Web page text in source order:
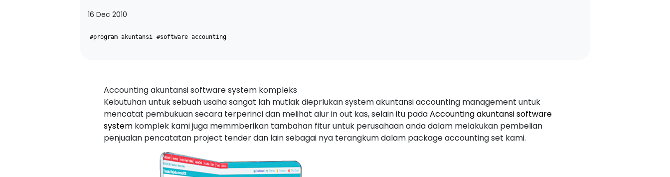
16 Dec 2010
#program akuntansi #software accounting
Accounting akuntansi software system kompleks
Kebutuhan untuk sebuah usaha sangat lah mutlak dieprlukan system akuntansi accounting management untuk
mencatat pembukuan secara terperinci dan melihat alur in out kas, selain itu padaAccounting akuntansi software
system komplek kami juga memmberikan tambahan fitur untuk perusahaan anda dalam melakukan pembelian
penjualan pencatatan project tender dan lain sebagai nya terangkum dalam package accounting set kami.